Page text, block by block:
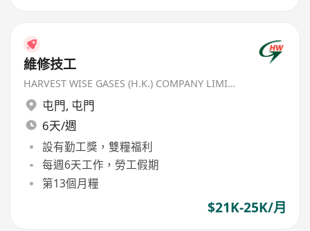
維修技工
HARVEST WISE GASES (H.K.) COMPANY LIMITED
屯門, 屯門
6天/週
設有勤工獎，雙糧福利
每週6天工作，勞工假期
第13個月糧
$21K-25K/月